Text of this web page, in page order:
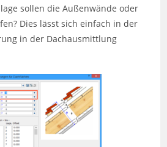
sollen die Außenwände oder
Dies lässt sich einfach in der
in der Dachausmittlung